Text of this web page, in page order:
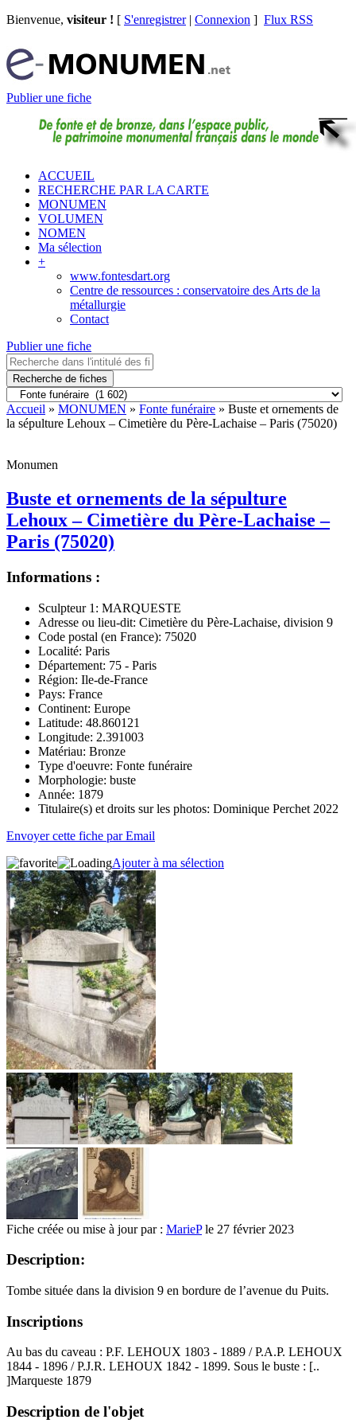
Bienvenue, visiteur ! [ S'enregistrer| Connexion ] Flux RSS
Publier une fiche
ACCUEIL
RECHERCHE PAR LA CARTE
MONUMEN
VOLUMEN
NOMEN
Ma sélection
+
www.fontesdart.org
Centre de ressources : conservatoire des Arts de la
métallurgie
Contact
Publier une fiche
Recherche de fiches
Accueil » MONUMEN » Fonte funéraire » Buste et ornements de
la sépulture Lehoux – Cimetière du Père-Lachaise – Paris (75020)
Monumen
Buste et ornements de la sépulture
Lehoux – Cimetière du Père-Lachaise –
Paris (75020)
Informations :
Sculpteur 1: MARQUESTE
Adresse ou lieu-dit: Cimetière du Père-Lachaise, division 9
Code postal (en France): 75020
Localité: Paris
Département: 75 - Paris
Région: Ile-de-France
Pays: France
Continent: Europe
Latitude: 48.860121
Longitude: 2.391003
Matériau: Bronze
Type d'oeuvre: Fonte funéraire
Morphologie: buste
Année: 1879
Titulaire(s) et droits sur les photos: Dominique Perchet 2022
Envoyer cette fiche par Email
Ajouter à ma sélection
Fiche créée ou mise à jour par : MariePle 27 février 2023
Description:
Tombe située dans la division 9 en bordure de l’avenue du Puits.
Inscriptions
Au bas du caveau : P.F. LEHOUX 1803 - 1889 / P.A.P. LEHOUX
1844 - 1896 / P.J.R. LEHOUX 1842 - 1899. Sous le buste : [..
]Marqueste 1879
Description de l'objet